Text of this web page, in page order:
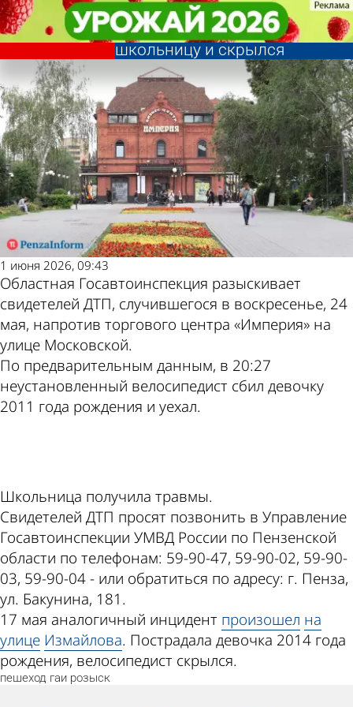
На улице Московской
велосипедист сбил
школьницу и скрылся
Происшествия
1 июня 2026, 09:43
Областная Госавтоинспекция разыскивает
свидетелей ДТП, случившегося в воскресенье, 24
мая, напротив торгового центра «Империя» на
улице Московской.
По предварительным данным, в 20:27
неустановленный велосипедист сбил девочку
2011 года рождения и уехал.
Школьница получила травмы.
Свидетелей ДТП просят позвонить в Управление
Госавтоинспекции УМВД России по Пензенской
области по телефонам: 59-90-47, 59-90-02, 59-90-
03, 59-90-04 - или обратиться по адресу: г. Пенза,
ул. Бакунина, 181.
17 мая аналогичный инцидент произошел на
улице Измайлова. Пострадала девочка 2014 года
рождения, велосипедист скрылся.
пешеход гаи розыск
На улице Московской
велосипедист сбил
школьницу и скрылся
Происшествия
Другие новости по
теме
Погода и курсы
валют в Пензе